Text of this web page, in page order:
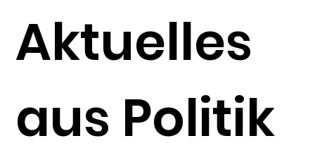
Aktuelles
aus Politik